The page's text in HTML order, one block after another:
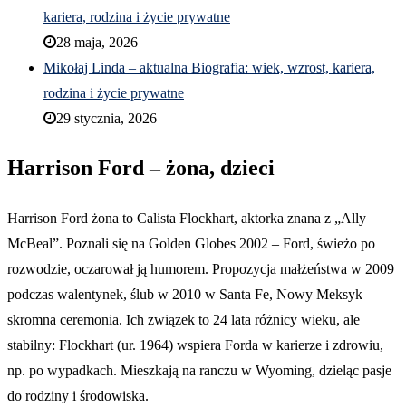
kariera, rodzina i życie prywatne
28 maja, 2026
Mikołaj Linda – aktualna Biografia: wiek, wzrost, kariera,
rodzina i życie prywatne
29 stycznia, 2026
Harrison Ford – żona, dzieci
Harrison Ford żona to Calista Flockhart, aktorka znana z „Ally
McBeal”. Poznali się na Golden Globes 2002 – Ford, świeżo po
rozwodzie, oczarował ją humorem. Propozycja małżeństwa w 2009
podczas walentynek, ślub w 2010 w Santa Fe, Nowy Meksyk –
skromna ceremonia. Ich związek to 24 lata różnicy wieku, ale
stabilny: Flockhart (ur. 1964) wspiera Forda w karierze i zdrowiu,
np. po wypadkach. Mieszkają na ranczu w Wyoming, dzieląc pasje
do rodziny i środowiska.